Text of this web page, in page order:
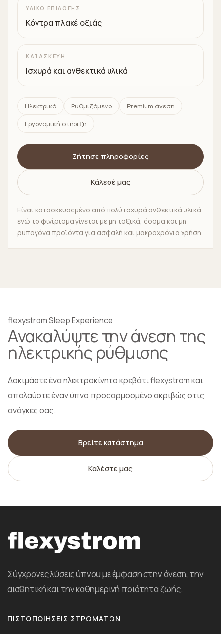
ΥΛΙΚΌ ΕΠΙΛΟΓΉΣ
Κόντρα πλακέ οξιάς
ΚΑΤΑΣΚΕΥΉ
Ισχυρά και ανθεκτικά υλικά
Ηλεκτρικό Ρυθμιζόμενο
Premium άνεση
Εργονομική στήριξη
Ζήτησε πληροφορίες
Κάλεσέ μας
Είναι κατασκευασμένο από πολύ ισχυρά ανθεκτικά υλικά,
ενώ το φινίρισμα γίνεται με μη τοξικά, άοσμα και μη
ρυπογόνα προϊόντα για ασφαλή και μακροχρόνια χρήση.
flexystrom Sleep Experience
Ανακαλύψτε την άνεση της
ηλεκτρικής ρύθμισης
Δοκιμάστε ένα ηλεκτροκίνητο κρεβάτι flexystrom και
απολαύστε έναν ύπνο προσαρμοσμένο ακριβώς στις
ανάγκες σας.
Βρείτε κατάστημα
Καλέστε μας
Σύγχρονες λύσεις ύπνου με έμφαση στην άνεση, την
αισθητική και την καθημερινή ποιότητα ζωής.
ΠΙΣΤΟΠΟΙΉΣΕΙΣ ΣΤΡΩΜΆΤΩΝ